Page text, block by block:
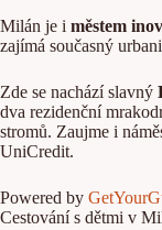
Milán je i městem
zajímá současný
Zde se nachází slavný
dva rezidenční
stromů. Zaujme i
UniCredit.
Powered by
Cestování s dětmi v